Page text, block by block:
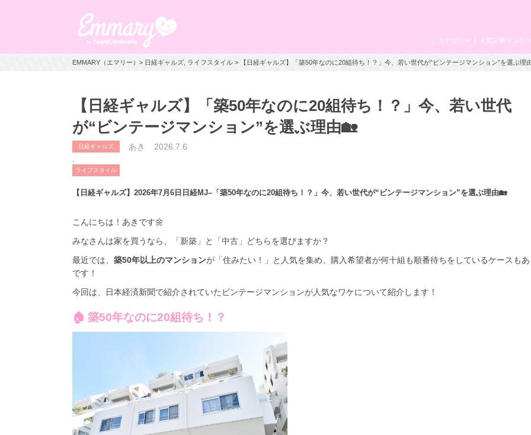
人気記事ランキ
カテゴリー
EMMARY（エマリー）>日経ギャルズ,ライフスタイル> 【日経ギャルズ】「築50年なのに20組待ち！？」今、若い世代が“ビンテージマンション”を選ぶ理
【日経ギャルズ】「築50年なのに20組待ち！？」今、若い世代
が“ビンテージマンション”を選ぶ理由🏡
日経ギャルズ
ライフスタイル
あき 2026.7.6
【日経ギャルズ】2026年7月6日日経MJ–「築50年なのに20組待ち！？」今、若い世代が“ビンテージマンション”を選ぶ理由🏡
こんにちは！あきです🌼
みなさんは家を買うなら、「新築」と「中古」どちらを選びますか？
最近では、 築50年以上のマンションが「住みたい！」と人気を集め、購入希望者が何十組も順番待ちをしているケースも
です！
今回は、日本経済新聞で紹介されていたビンテージマンションが人気なワケについて紹介します！
🏠 築50年なのに20組待ち！？